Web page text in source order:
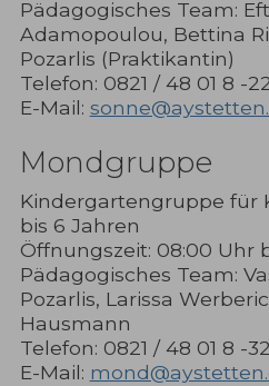
Pädagogisches Team:
Adamopoulou, Bettina
Pozarlis (Praktikantin)
Telefon: 0821 / 48 01 8 -
E-Mail:
Mondgruppe
Kindergartengruppe für
bis 6 Jahren
Öffnungszeit: 08:00 Uhr
Pädagogisches Team:
Pozarlis, Larissa
Hausmann
Telefon: 0821 / 48 01 8 -32
E-Mail: